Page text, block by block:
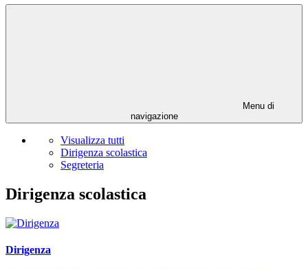
Menu di
navigazione
Visualizza tutti
Dirigenza scolastica
Segreteria
Dirigenza scolastica
Dirigenza